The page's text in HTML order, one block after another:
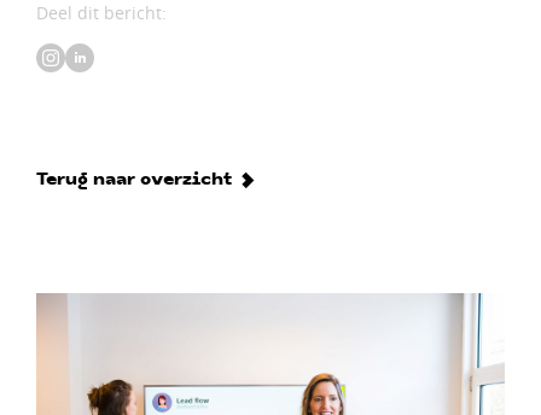
Deel dit bericht:
Terug naar overzicht